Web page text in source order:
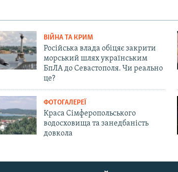
ВІЙНА ТА КРИМ
Російська влада обіцяє закрити
морський шлях українським
БпЛА до Севастополя. Чи реально
це?
ФОТОГАЛЕРЕЇ
Краса Сімферопольського
водосховища та занедбаність
довкола